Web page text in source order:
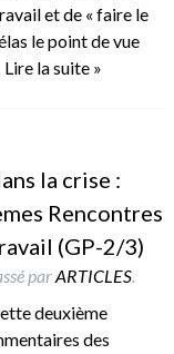
et de « faire le
le point de vue
Lire la suite »
la crise :
Rencontres
(GP-2/3)
parARTICLES.
deuxième
des